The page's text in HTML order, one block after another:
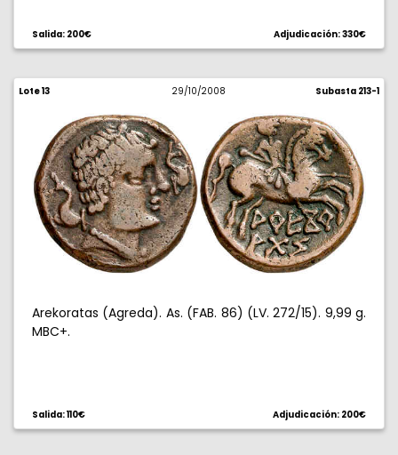
Salida: 200€ Adjudicación: 330€
Lote 13 29/10/2008 Subasta 213-1
Arekoratas (Agreda). As. (FAB. 86) (LV. 272/15). 9,99 g.
MBC+.
Salida: 110€ Adjudicación: 200€